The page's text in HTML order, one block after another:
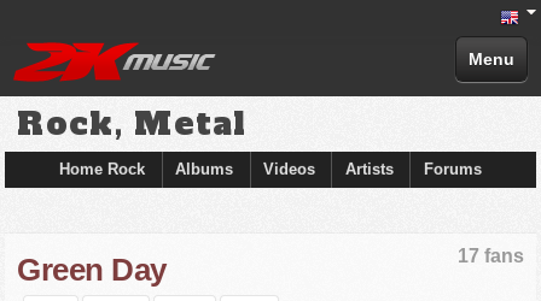
Menu
Rock, Metal
Home Rock Albums Videos Artists Forums
17 fans
Green Day